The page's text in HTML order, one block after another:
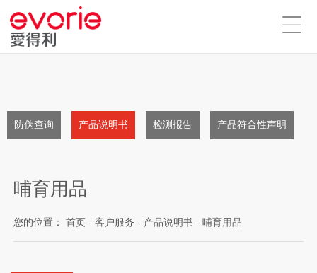
防伪查询 产品说明书 检测报告 产品符合性声明
哺育用品
您的位置： 首页 - 客户服务 - 产品说明书 - 哺育用品